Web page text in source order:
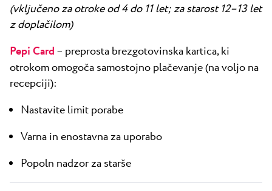
(vključeno za otroke od 4 do 11 let; za starost 12–13 let
z doplačilom)
Pepi Card– preprosta brezgotovinska kartica, ki
otrokom omogoča samostojno plačevanje (na voljo na
recepciji):
Nastavite limit porabe
Varna in enostavna za uporabo
Popoln nadzor za starše